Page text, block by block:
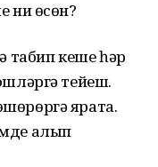
ни өсөн?
табип кеше һәр
тейеш.
ярата.
алып